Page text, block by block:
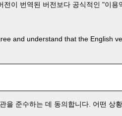
이 번역된 버전보다 공식적인 "이용
and understand that the English
을 준수하는 데 동의합니다. 어떤 상